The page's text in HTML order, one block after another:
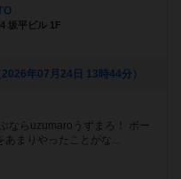
坂平ビル 1F
年07月24日 13時44分）
ならuzumaroうずまろ！ ボー
あまりやったことがな...